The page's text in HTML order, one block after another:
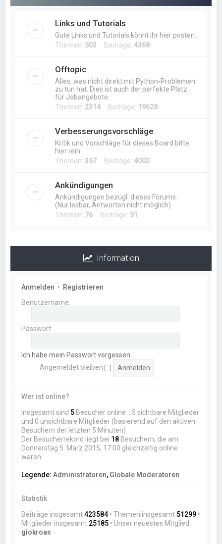
Links und Tutorials
Gute Links und Tutorials könnt ihr hier posten.
Themen: 503 Beiträge:4368
Offtopic
Alles, was nicht direkt mit Python-Problemen
zu tun hat. Dies ist auch der perfekte Platz
für Jobangebote.
Themen: 2314 Beiträge: 19628
Verbesserungsvorschläge
Kritik und Vorschläge für dieses Board bitte
hier rein.
Themen: 357Beiträge:4002
Ankündigungen
Ankündigungen bezügl. dieses Forums.
(Nur lesbar, Antworten nicht möglich)
Themen: 76 Beiträge: 91
Information
Anmelden • Registrieren
Benutzername:
Passwort:
Ich habe mein Passwort vergessen
Angemeldet bleiben
Wer ist online?
Insgesamt sind 5 Besucher online :: 5 sichtbare Mitglieder
und 0 unsichtbare Mitglieder (basierend auf den aktiven
Besuchern der letzten 5 Minuten)
Der Besucherrekord liegt bei 18 Besuchern, die am
Donnerstag 5. März 2015, 17:00 gleichzeitig online
waren.
Legende:Administratoren, Globale Moderatoren
Statistik
Beiträge insgesamt423584 • Themen insgesamt 51299 •
Mitglieder insgesamt 25185 • Unser neuestes Mitglied:
giokroas